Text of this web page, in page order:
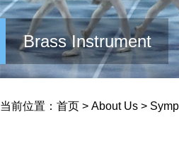
Brass Instrument
当前位置： 首页 > About Us >